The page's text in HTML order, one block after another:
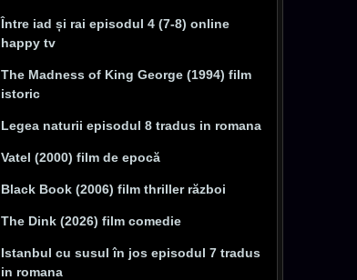
Între iad și rai episodul 4 (7-8) online
happy tv
The Madness of King George (1994) film
istoric
Legea naturii episodul 8 tradus in romana
Vatel (2000) film de epocă
Black Book (2006) film thriller război
The Dink (2026) film comedie
Istanbul cu susul în jos episodul 7 tradus
in romana